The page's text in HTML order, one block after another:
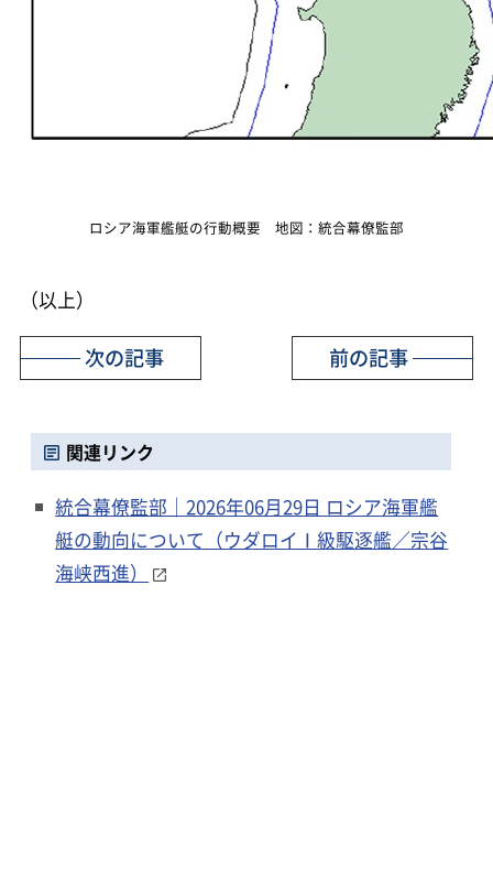
ロシア海軍艦艇の行動概要 地図：統合幕僚監部
（以上）
前の記事
次の記事
関連リンク
統合幕僚監部｜2026年06月29日 ロシア海軍艦
艇の動向について（ウダロイⅠ級駆逐艦／宗谷
海峡西進）